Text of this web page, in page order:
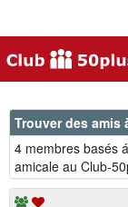
Trouver des
4 membres basés
amicale au Club-